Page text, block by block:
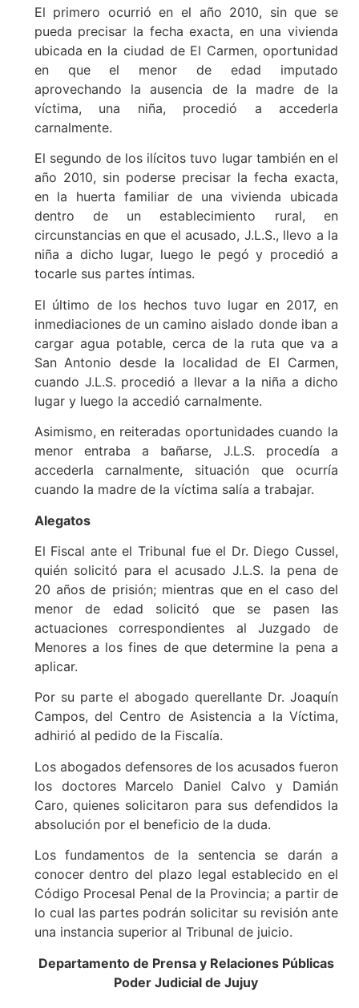
El primero ocurrió en el año 2010, sin que se
pueda precisar la fecha exacta, en una vivienda
ubicada en la ciudad de El Carmen, oportunidad
en que el menor de edad imputado
aprovechando la ausencia de la madre de la
víctima, una niña, procedió a accederla
carnalmente.
El segundo de los ilícitos tuvo lugar también en el
año 2010, sin poderse precisar la fecha exacta,
en la huerta familiar de una vivienda ubicada
dentro de un establecimiento rural, en
circunstancias en que el acusado, J.L.S., llevo a la
niña a dicho lugar, luego le pegó y procedió a
tocarle sus partes íntimas.
El último de los hechos tuvo lugar en 2017, en
inmediaciones de un camino aislado donde iban a
cargar agua potable, cerca de la ruta que va a
San Antonio desde la localidad de El Carmen,
cuando J.L.S. procedió a llevar a la niña a dicho
lugar y luego la accedió carnalmente.
Asimismo, en reiteradas oportunidades cuando la
menor entraba a bañarse, J.L.S. procedía a
accederla carnalmente, situación que ocurría
cuando la madre de la víctima salía a trabajar.
Alegatos
El Fiscal ante el Tribunal fue el Dr. Diego Cussel,
quién solicitó para el acusado J.L.S. la pena de
20 años de prisión; mientras que en el caso del
menor de edad solicitó que se pasen las
actuaciones correspondientes al Juzgado de
Menores a los fines de que determine la pena a
aplicar.
Por su parte el abogado querellante Dr. Joaquín
Campos, del Centro de Asistencia a la Víctima,
adhirió al pedido de la Fiscalía.
Los abogados defensores de los acusados fueron
los doctores Marcelo Daniel Calvo y Damián
Caro, quienes solicitaron para sus defendidos la
absolución por el beneficio de la duda.
Los fundamentos de la sentencia se darán a
conocer dentro del plazo legal establecido en el
Código Procesal Penal de la Provincia; a partir de
lo cual las partes podrán solicitar su revisión ante
una instancia superior al Tribunal de juicio.
Departamento de Prensa y Relaciones Públicas
Poder Judicial de Jujuy